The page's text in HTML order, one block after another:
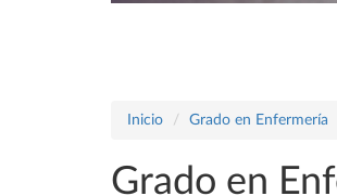
Inicio Grado en Enfermería
Grado en